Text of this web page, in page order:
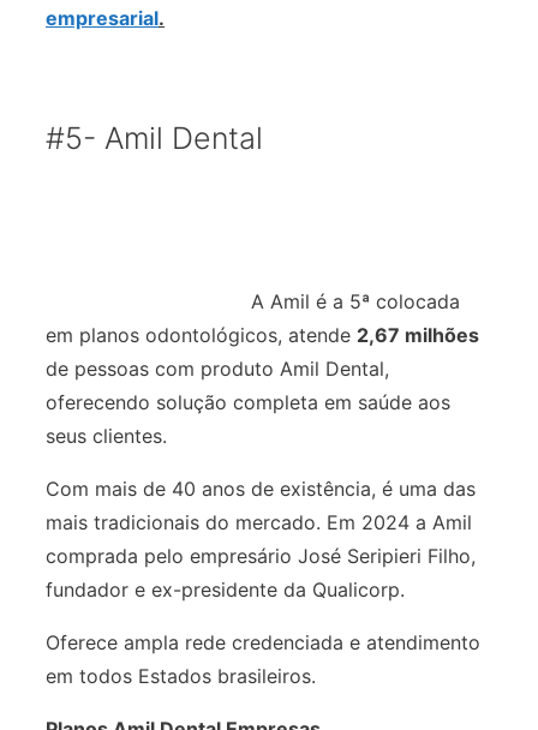
empresarial.
#5- Amil Dental
A Amil é a 5ª colocada
em planos odontológicos, atende 2,67 milhões
de pessoas com produto Amil Dental,
oferecendo solução completa em saúde aos
seus clientes.
Com mais de 40 anos de existência, é uma das
mais tradicionais do mercado. Em 2024 a Amil
comprada pelo empresário José Seripieri Filho,
fundador e ex-presidente da Qualicorp.
Oferece ampla rede credenciada e atendimento
em todos Estados brasileiros.